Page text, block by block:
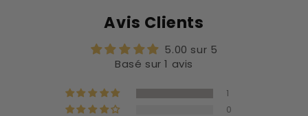
Avis Clients
5.00 sur 5
Basé sur 1 avis
1
0